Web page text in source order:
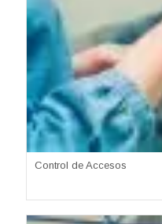
Control de Accesos